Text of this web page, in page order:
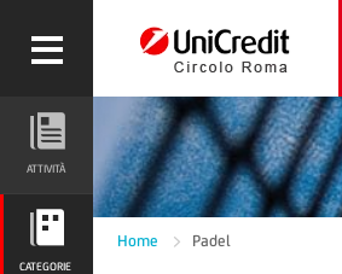
ATTIVITÀ
ATTIVITÀ
CATEGORIE
CATEGORIE
Home Padel